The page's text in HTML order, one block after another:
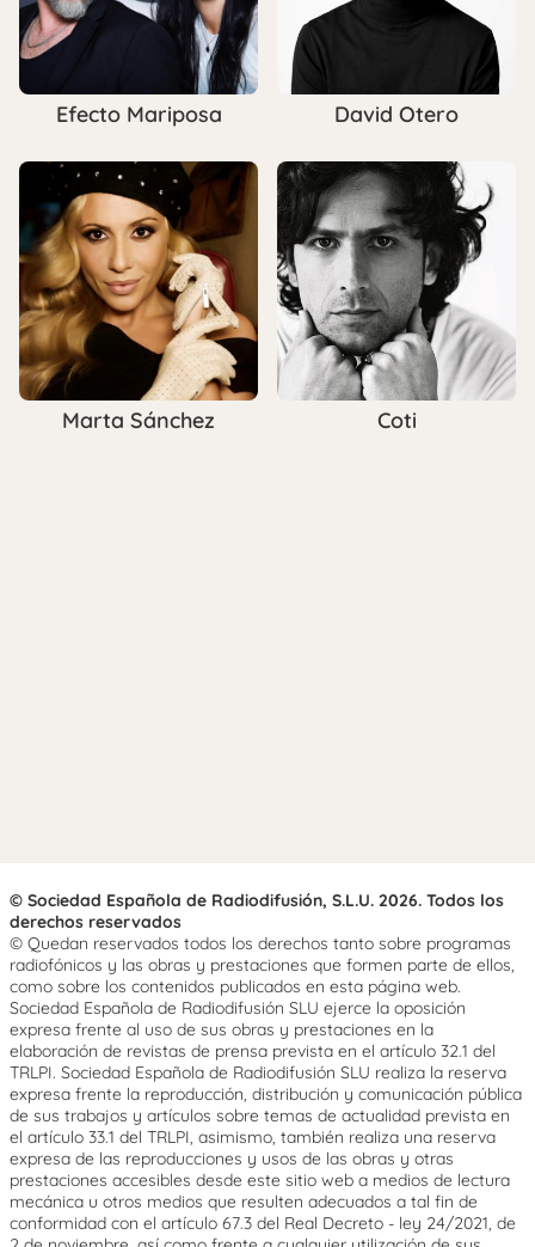
Efecto Mariposa David Otero
Marta Sánchez Coti
© Sociedad Española de Radiodifusión, S.L.U. 2026. Todos los
derechos reservados
© Quedan reservados todos los derechos tanto sobre programas
radiofónicos y las obras y prestaciones que formen parte de ellos,
como sobre los contenidos publicados en esta página web.
Sociedad Española de Radiodifusión SLU ejerce la oposición
expresa frente al uso de sus obras y prestaciones en la
elaboración de revistas de prensa prevista en el artículo 32.1 del
TRLPI. Sociedad Española de Radiodifusión SLU realiza la reserva
expresa frente la reproducción, distribución y comunicación pública
de sus trabajos y artículos sobre temas de actualidad prevista en
el artículo 33.1 del TRLPI, asimismo, también realiza una reserva
expresa de las reproducciones y usos de las obras y otras
prestaciones accesibles desde este sitio web a medios de lectura
mecánica u otros medios que resulten adecuados a tal fin de
conformidad con el artículo 67.3 del Real Decreto - ley 24/2021, de